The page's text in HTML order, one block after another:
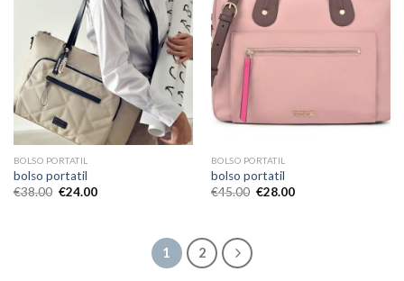
BOLSO PORTATIL
bolso portatil
€38.00 €24.00
BOLSO PORTATIL
bolso portatil
€45.00 €28.00
1 2